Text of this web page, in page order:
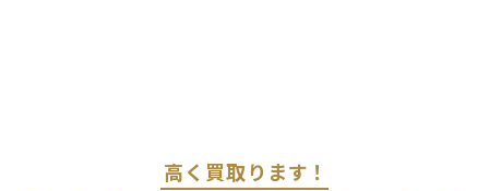
高く買取ります！